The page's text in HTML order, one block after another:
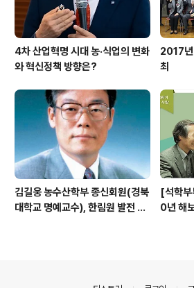
4차 산업혁명 시대 농·식업의 변화
와 혁신정책 방향은?
2017년
최
김길웅 농수산학부 종신회원(경북
대학교 명예교수), 한림원 발전 위
[석학
0년 해